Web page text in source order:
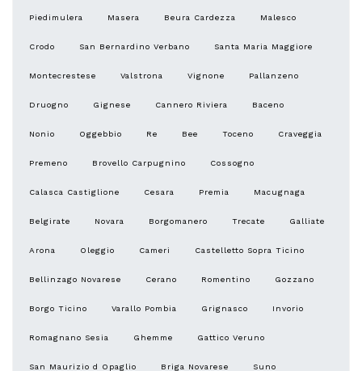
Piedimulera Masera Beura Cardezza Malesco
Crodo San Bernardino Verbano Santa Maria Maggiore
Montecrestese Valstrona Vignone Pallanzeno
Druogno Gignese Cannero Riviera Baceno
Nonio Oggebbio Re Bee Toceno Craveggia
Premeno Brovello Carpugnino Cossogno
Calasca Castiglione Cesara Premia Macugnaga
Belgirate Novara Borgomanero Trecate Galliate
Arona Oleggio Cameri Castelletto Sopra Ticino
Bellinzago Novarese Cerano Romentino Gozzano
Borgo Ticino Varallo Pombia Grignasco Invorio
Romagnano Sesia Ghemme Gattico Veruno
San Maurizio d Opaglio Briga Novarese Suno